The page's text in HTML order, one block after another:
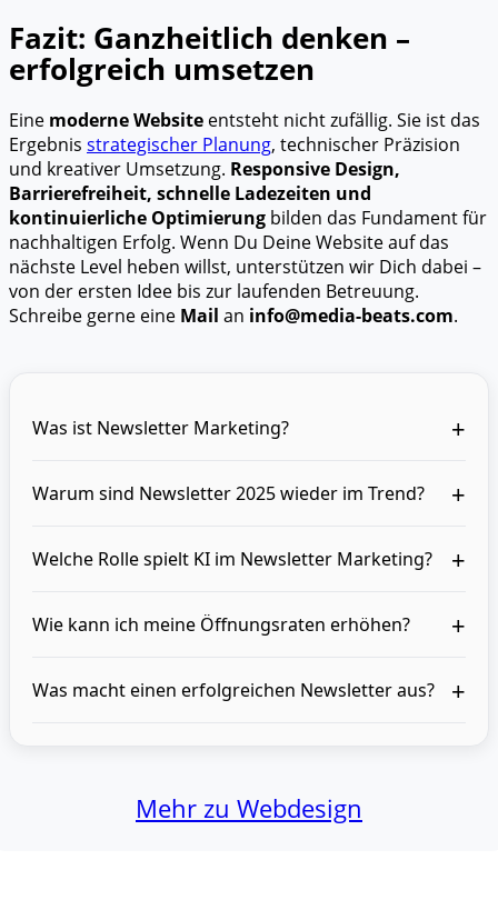
Fazit: Ganzheitlich denken –
erfolgreich umsetzen
Eine moderne Website entsteht nicht zufällig. Sie ist das
Ergebnis strategischer Planung, technischer Präzision
und kreativer Umsetzung. Responsive Design,
Barrierefreiheit, schnelle Ladezeiten und
kontinuierliche Optimierung bilden das Fundament für
nachhaltigen Erfolg. Wenn Du Deine Website auf das
nächste Level heben willst, unterstützen wir Dich dabei –
von der ersten Idee bis zur laufenden Betreuung.
Schreibe gerne eine Mail an info@media-beats.com.
Was ist Newsletter Marketing? +
Warum sind Newsletter 2025 wieder im Trend? +
Welche Rolle spielt KI im Newsletter Marketing? +
Wie kann ich meine Öffnungsraten erhöhen? +
Was macht einen erfolgreichen Newsletter aus? +
Mehr zu Webdesign